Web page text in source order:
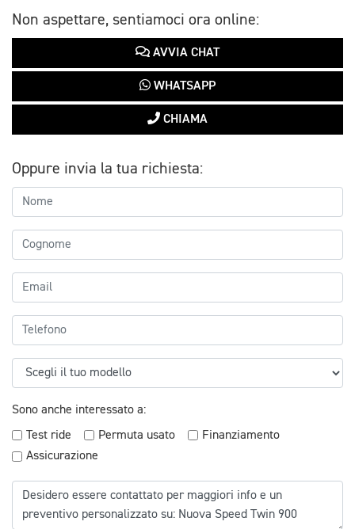
Non aspettare, sentiamoci ora online:
AVVIA CHAT
WHATSAPP
CHIAMA
Oppure invia la tua richiesta:
Sono anche interessato a:
Test ride
Permuta usato
Finanziamento
Assicurazione